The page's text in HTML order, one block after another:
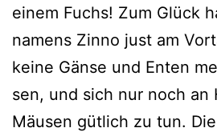
einem Fuchs! Zum Glück
namens Zinno just am
kei­ne Gänse und Enten
sen, und sich nur noch an
Mäusen güt­lich zu tun.